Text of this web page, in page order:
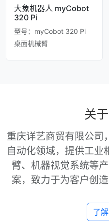
大象机器人 myCobot
320 Pi
型号：myCobot 320 Pi
桌面机械臂
关
重庆详艺商贸有限公司
自动化领域，提供工业
臂、机器视觉系统等
案，致力于为客户创
了